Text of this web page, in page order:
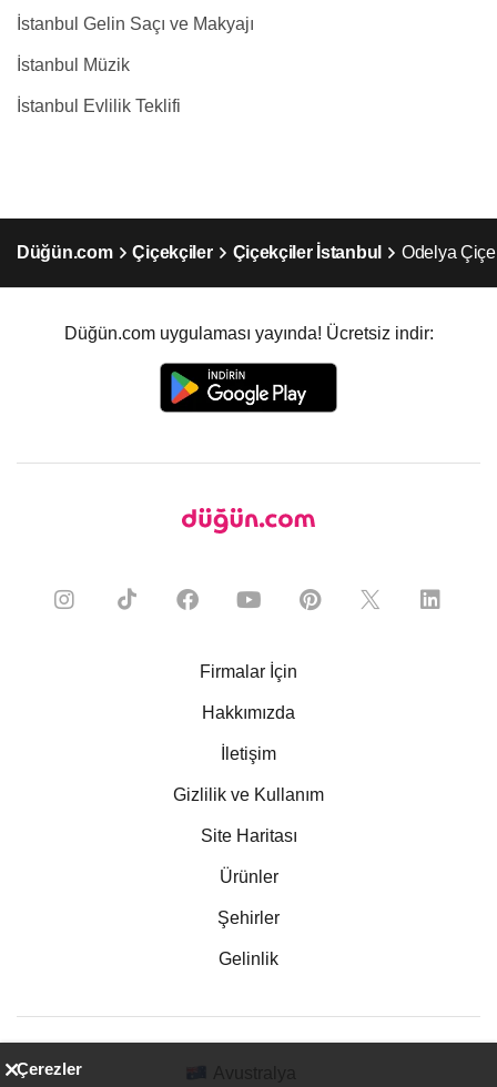
İstanbul Gelin Saçı ve Makyajı
İstanbul Müzik
İstanbul Evlilik Teklifi
Düğün.com Çiçekçiler Çiçekçiler İstanbul Odelya
Düğün.com uygulaması yayında! Ücretsiz indir:
Firmalar İçin
Hakkımızda
İletişim
Gizlilik ve Kullanım
Site Haritası
Ürünler
Şehirler
Gelinlik
Çerezler